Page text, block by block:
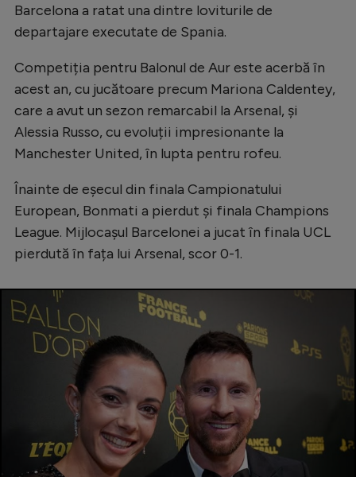
Barcelona a ratat una dintre loviturile de
departajare executate de Spania.
Competiția pentru Balonul de Aur este acerbă în
acest an, cu jucătoare precum Mariona Caldentey,
care a avut un sezon remarcabil la Arsenal, și
Alessia Russo, cu evoluții impresionante la
Manchester United, în lupta pentru rofeu.
Înainte de eșecul din finala Campionatului
European, Bonmati a pierdut și finala Champions
League. Mijlocașul Barcelonei a jucat în finala UCL
pierdută în fața lui Arsenal, scor 0-1.